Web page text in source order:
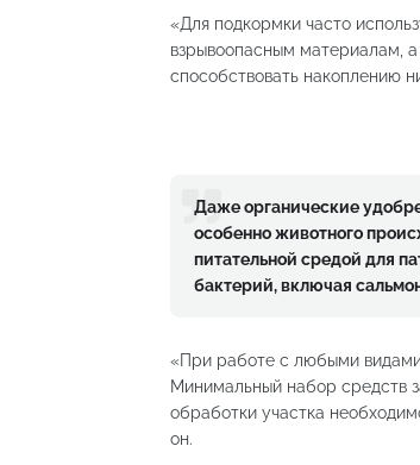
«Для подкормки часто
взрывоопасным материалам,
способствовать накоплению
Даже органические
особенно животного
питательной средой для
бактерий, включая
«При работе с любыми
Минимальный набор средств
обработки участка
он.